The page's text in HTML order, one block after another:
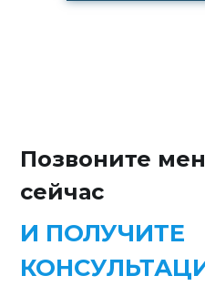
Позвоните
сейчас
И ПОЛУЧИТЕ